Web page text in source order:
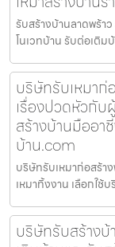
รับสร้างบ้านลาดพร้า
โนเวทบ้าน รับต่อเติ
บริษัทรับเหมา
เรื่องปวดหัวกับ
สร้างบ้านมืออา
บ้าน.com
บริษัทรับเหมาก่อสร้
เหมาทิ้งงาน เลือกใช้
บริษัทรับสร้างบ้